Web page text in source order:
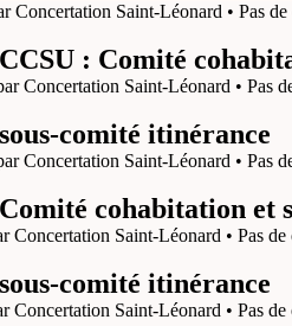
Concertation Saint-Léonard • Pas de
: Comité
Concertation Saint-Léonard • Pas
comité itinérance
Concertation Saint-Léonard • Pas
cohabitation et
Concertation Saint-Léonard • Pas de
comité itinérance
Concertation Saint-Léonard • Pas de